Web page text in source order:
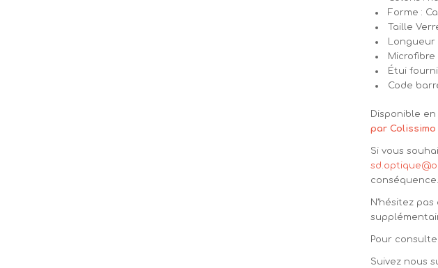
Forme :
Taille
Longueur
Étui fourni
Code
Disponible
par
Si vous
conséquence.
N’hésitez
Pour
Suivez nous